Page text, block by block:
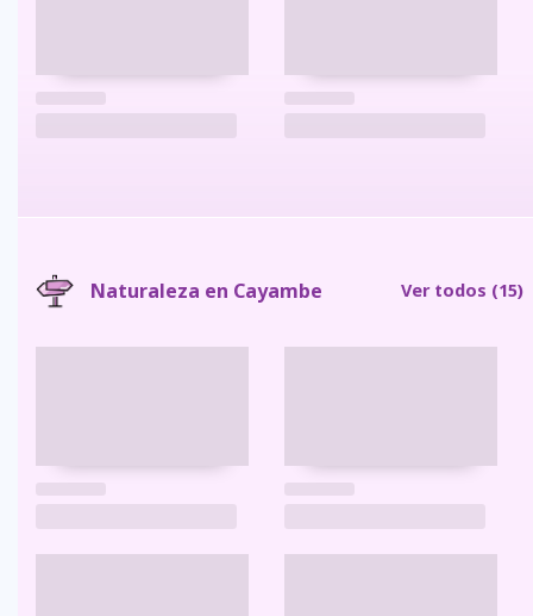
Naturaleza en Cayambe Ver todos (15)